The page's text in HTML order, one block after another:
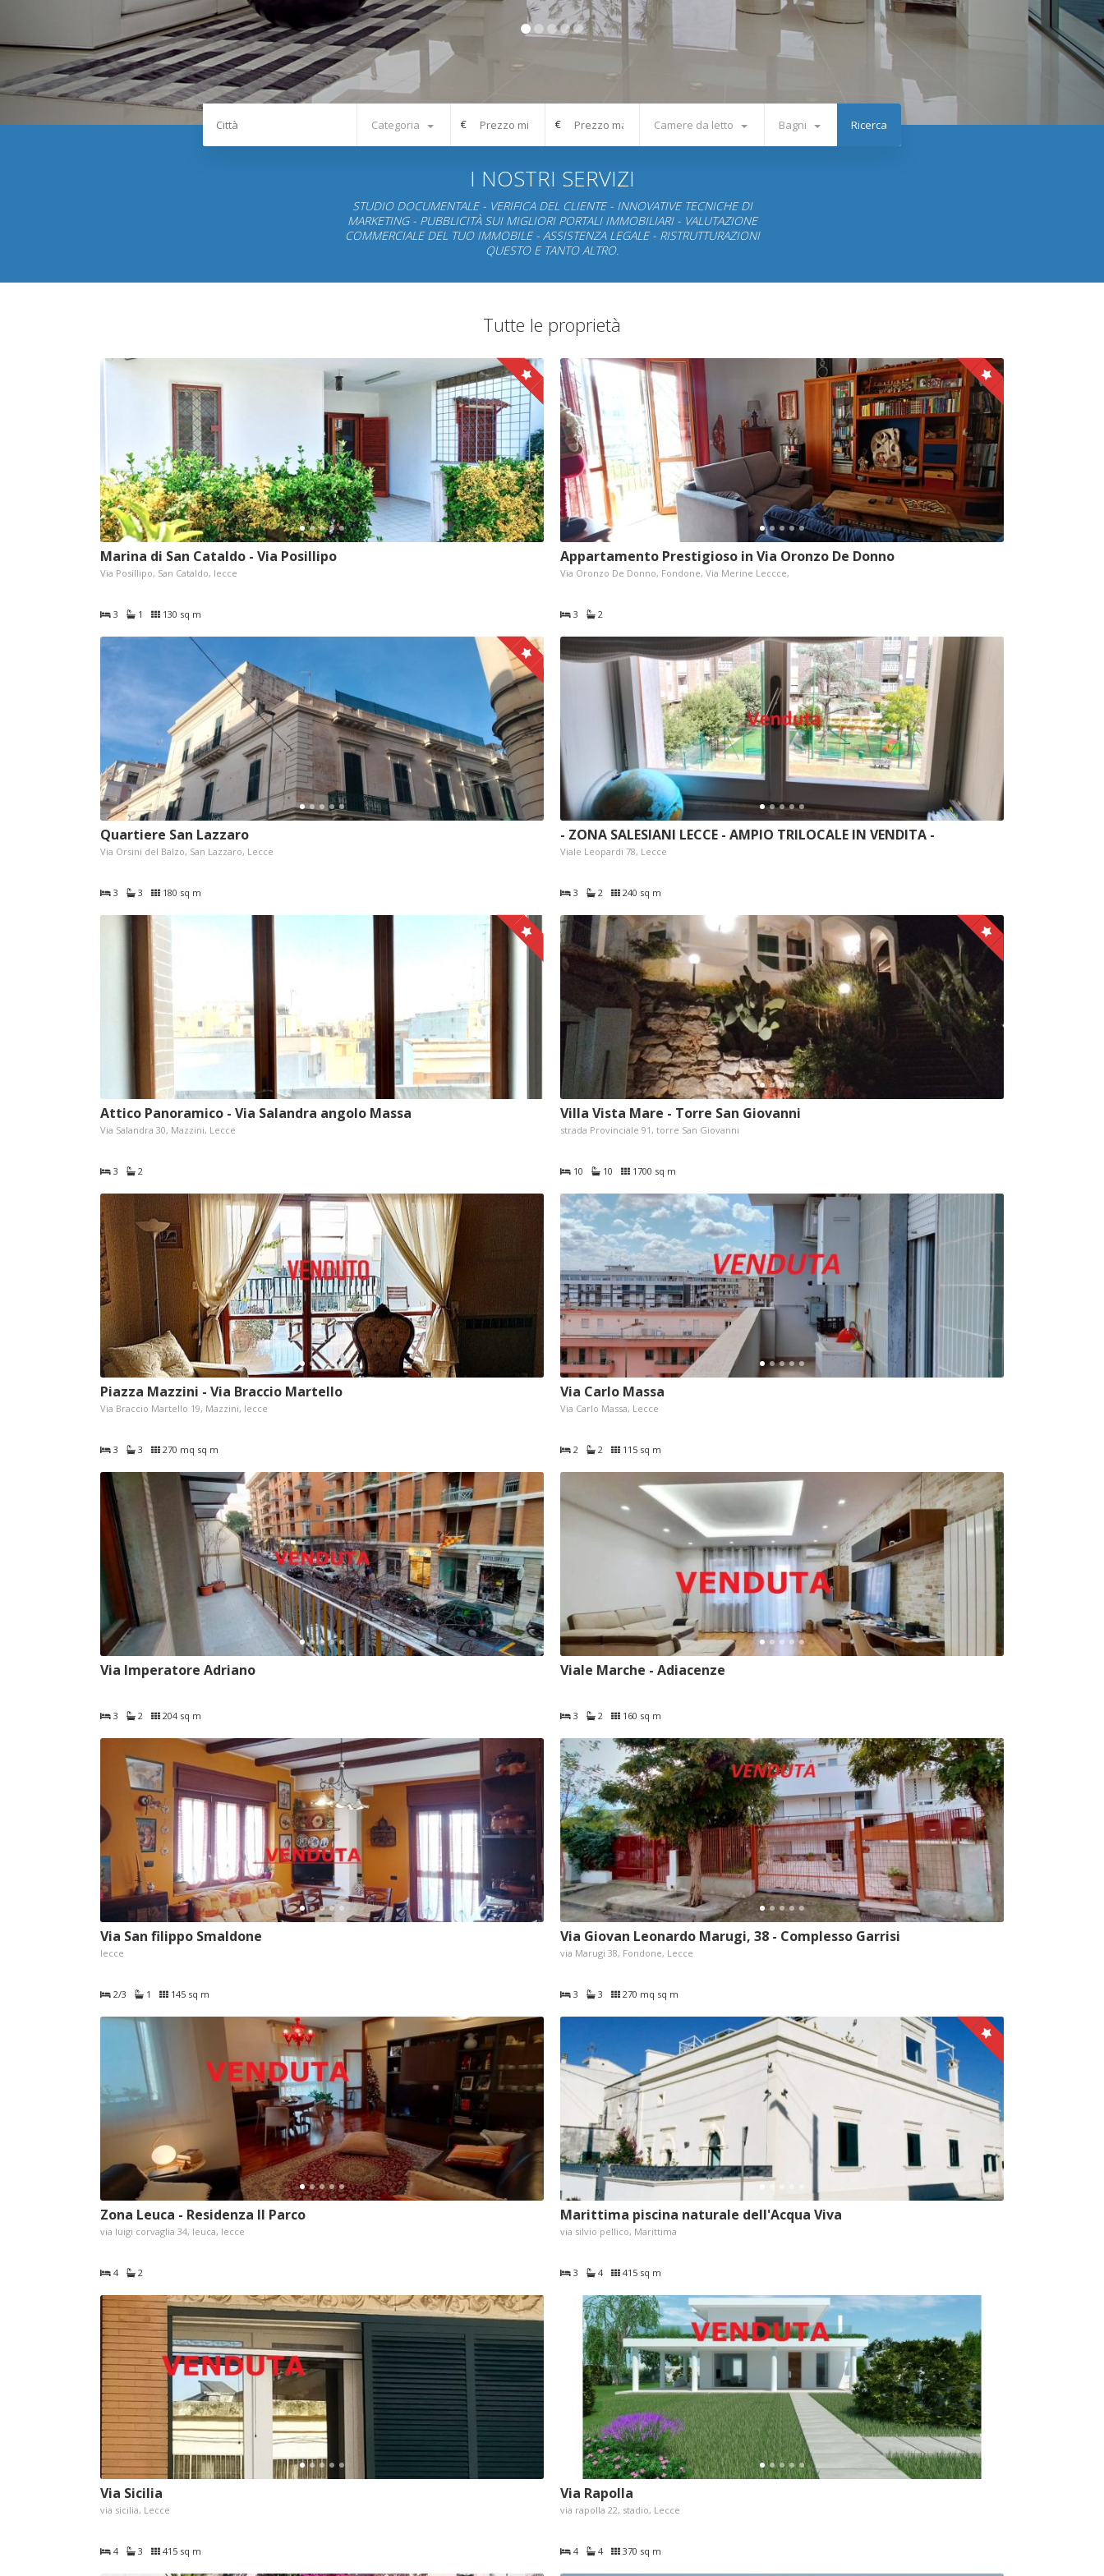
Categoria € € Camere da letto Bagni
I NOSTRI SERVIZI
STUDIO DOCUMENTALE - VERIFICA DEL CLIENTE - INNOVATIVE TECNICHE DI
MARKETING - PUBBLICITÀ SUI MIGLIORI PORTALI IMMOBILIARI - VALUTAZIONE
COMMERCIALE DEL TUO IMMOBILE - ASSISTENZA LEGALE - RISTRUTTURAZIONI
QUESTO E TANTO ALTRO.
Tutte le proprietà
Marina di San Cataldo - Via Posillipo
Via Posillipo, San Cataldo, lecce
3 1 130 sq m
Appartamento Prestigioso in Via Oronzo De Donno
Via Oronzo De Donno, Fondone, Via Merine Leccce,
3 2
Quartiere San Lazzaro
Via Orsini del Balzo, San Lazzaro, Lecce
3 3 180 sq m
- ZONA SALESIANI LECCE - AMPIO TRILOCALE IN VENDITA -
Viale Leopardi 78, Lecce
3 2 240 sq m
Attico Panoramico - Via Salandra angolo Massa
Via Salandra 30, Mazzini, Lecce
3 2
Villa Vista Mare - Torre San Giovanni
strada Provinciale 91, torre San Giovanni
10 10 1700 sq m
Piazza Mazzini - Via Braccio Martello
Via Braccio Martello 19, Mazzini, lecce
3 3 270 mq sq m
Via Carlo Massa
Via Carlo Massa, Lecce
2 2 115 sq m
Via Imperatore Adriano
3 2 204 sq m
Viale Marche - Adiacenze
3 2 160 sq m
Via San filippo Smaldone
lecce
2/3 1 145 sq m
Via Giovan Leonardo Marugi, 38 - Complesso Garrisi
via Marugi 38, Fondone, Lecce
3 3 270 mq sq m
Zona Leuca - Residenza Il Parco
via luigi corvaglia 34, leuca, lecce
4 2
Marittima piscina naturale dell'Acqua Viva
via silvio pellico, Marittima
3 4 415 sq m
Via Sicilia
via sicilia, Lecce
4 3 415 sq m
Via Rapolla
via rapolla 22, stadio, Lecce
4 4 370 sq m